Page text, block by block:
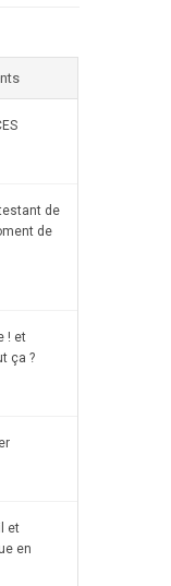
de
de
! et
ça ?
et
en